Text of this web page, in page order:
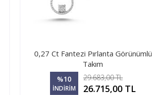
0,27 Ct Fantezi Pırlanta Görünümlü
Takım
%10
İNDİRİM
29.683,00 TL
26.715,00 TL